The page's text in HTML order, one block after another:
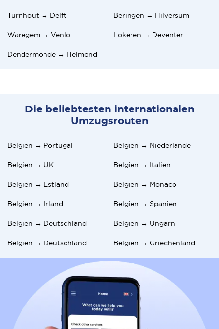
Turnhout → Delft Beringen → Hilversum
Waregem → Venlo Lokeren → Deventer
Dendermonde → Helmond
Die beliebtesten internationalen
Umzugsrouten
Belgien → Portugal Belgien → Niederlande
Belgien → UK Belgien → Italien
Belgien → Estland Belgien → Monaco
Belgien → Irland Belgien → Spanien
Belgien → Deutschland Belgien → Ungarn
Belgien → Deutschland Belgien → Griechenland